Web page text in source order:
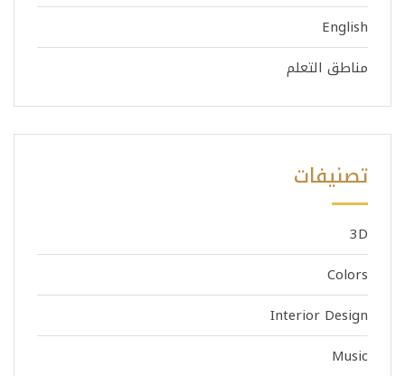
English
مناطق التعلم
تصنيفات
3D
Colors
Interior Design
Music